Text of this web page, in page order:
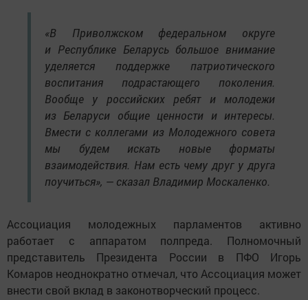
«В Приволжском федеральном округе
и Республике Беларусь большое внимание
уделяется поддержке патриотического
воспитания подрастающего поколения.
Вообще у российских ребят и молодежи
из Беларуси общие ценности и интересы.
Вмести с коллегами из Молодежного совета
мы будем искать новые форматы
взаимодействия. Нам есть чему друг у друга
поучиться», — сказал Владимир Москаленко.
Ассоциация молодежных парламентов активно
работает с аппаратом полпреда. Полномочный
представитель Президента России в ПФО Игорь
Комаров неоднократно отмечал, что Ассоциация может
внести свой вклад в законотворческий процесс.